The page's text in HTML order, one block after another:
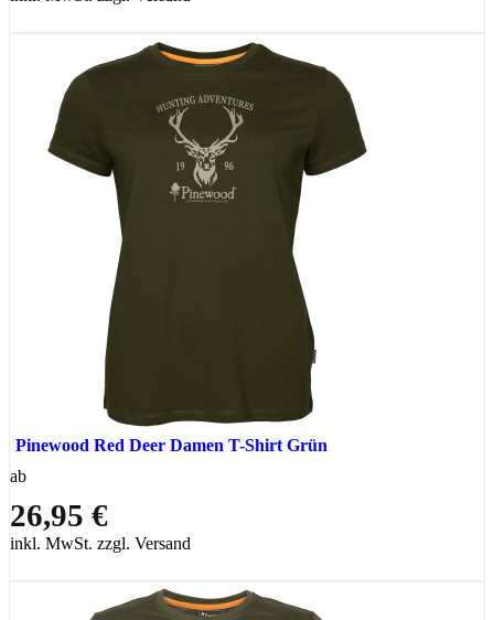
Pinewood Red Deer Damen T-Shirt Grün
ab
26,95 €
inkl. MwSt. zzgl. Versand